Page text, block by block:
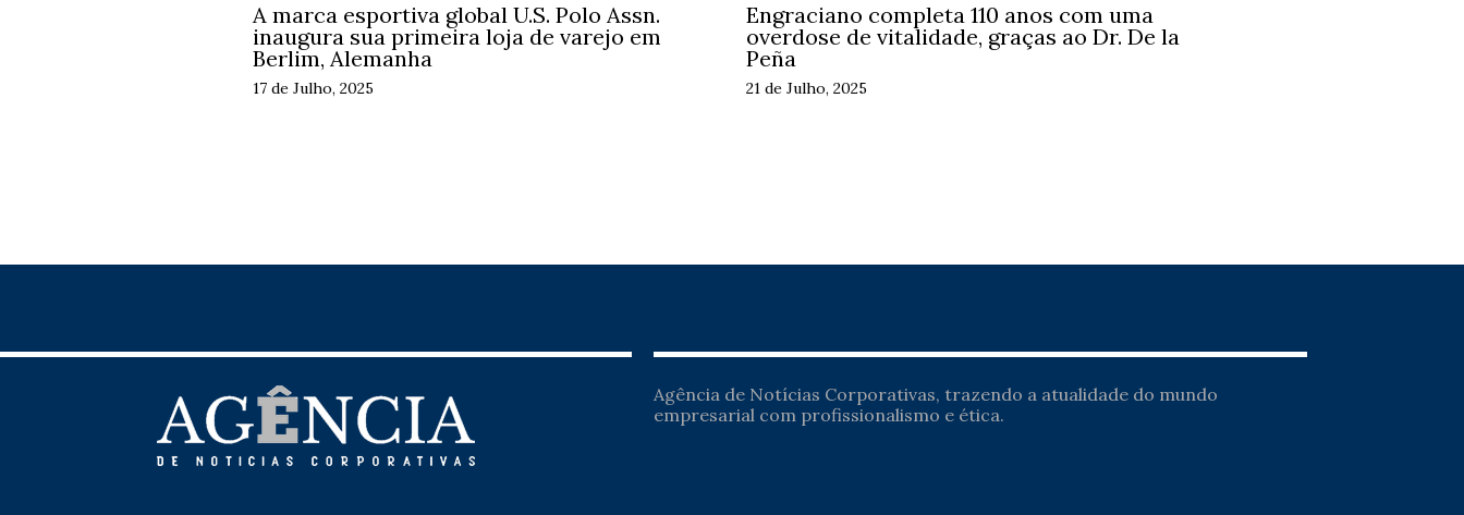
A marca esportiva global U.S. Polo Assn.
inaugura sua primeira loja de varejo em
Berlim, Alemanha
17 de Julho, 2025
Engraciano completa 110 anos com uma
overdose de vitalidade, graças ao Dr. De la
Peña
21 de Julho, 2025
Agência de Notícias Corporativas, trazendo a atualidade do mundo
empresarial com profissionalismo e ética.